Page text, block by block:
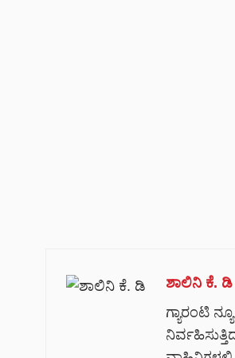
ಶಾಲಿನಿ ಕೆ. ಡಿ
ಗ್ಯಾರಂಟಿ